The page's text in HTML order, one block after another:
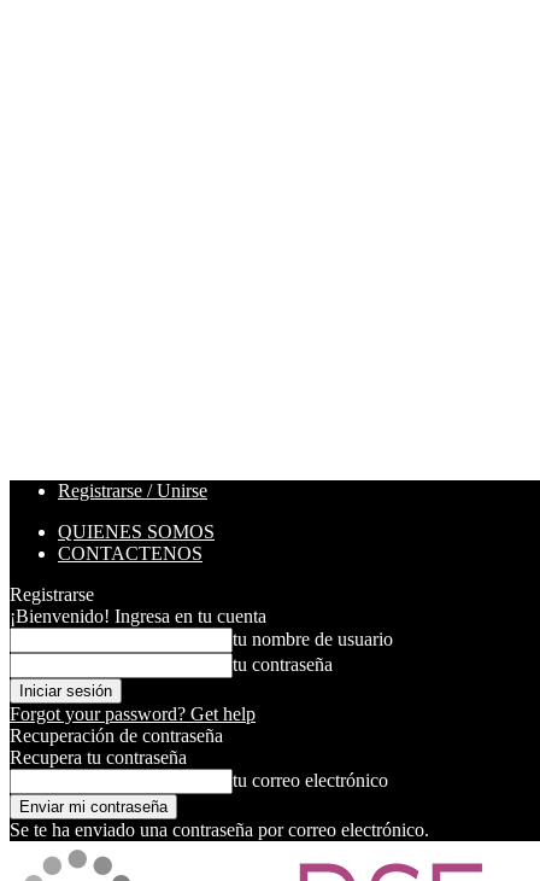
Registrarse / Unirse
QUIENES SOMOS
CONTACTENOS
Registrarse
¡Bienvenido! Ingresa en tu cuenta
tu nombre de usuario
tu contraseña
Forgot your password? Get help
Recuperación de contraseña
Recupera tu contraseña
tu correo electrónico
Se te ha enviado una contraseña por correo electrónico.